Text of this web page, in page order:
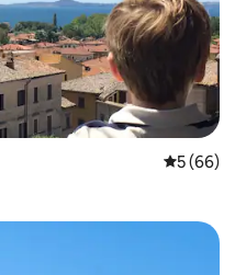
Prosječna
5 (66)
„Odabrali gosti”